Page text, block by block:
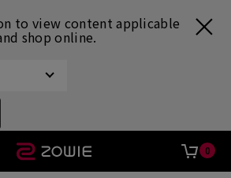
to view content applicable
shop online.
0